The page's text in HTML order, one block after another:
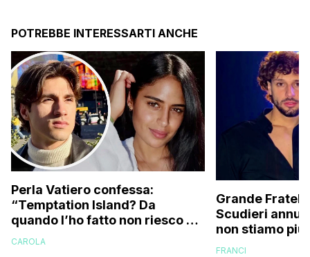
POTREBBE INTERESSARTI ANCHE
Perla Vatiero confessa:
“Temptation Island? Da
quando l’ho fatto non riesco più
a guardarlo perché…”
CAROLA
Grande
Scudieri
non stiamo
cose non
FRANCI